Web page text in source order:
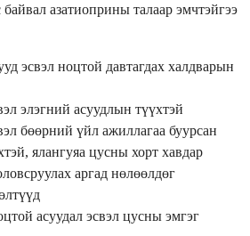
азатиоприны талаар эмчтэйгээ
эсвэл ноцтой давтагдах халдварын
элэгний асуудлын түүхтэй
бөөрний үйл ажиллагаа буурсан
ялангуяа цусны хорт хавдар
аргад нөлөөлдөг
асуудал эсвэл цусны эмгэг